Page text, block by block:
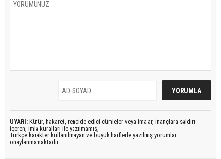
UYARI: Küfür, hakaret, rencide edici cümleler veya imalar, inançlara saldırı
içeren, imla kuralları ile yazılmamış,
Türkçe karakter kullanılmayan ve büyük harflerle yazılmış yorumlar
onaylanmamaktadır.